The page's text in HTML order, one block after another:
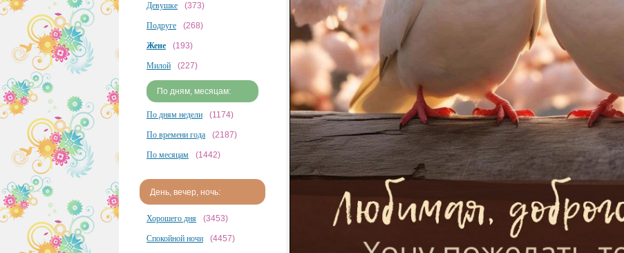
Девушке (373)
Подруге (268)
Жене (193)
Милой (227)
По дням, месяцам:
По дням недели (1174)
По времени года (2187)
По месяцам (1442)
День, вечер, ночь:
Хорошего дня (3453)
Спокойной ночи (4457)